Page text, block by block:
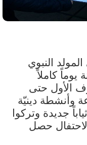
النبوي
كاملاً
الأول حتى
وأنشطة دينيّة
جديدة وتركوا
حصل